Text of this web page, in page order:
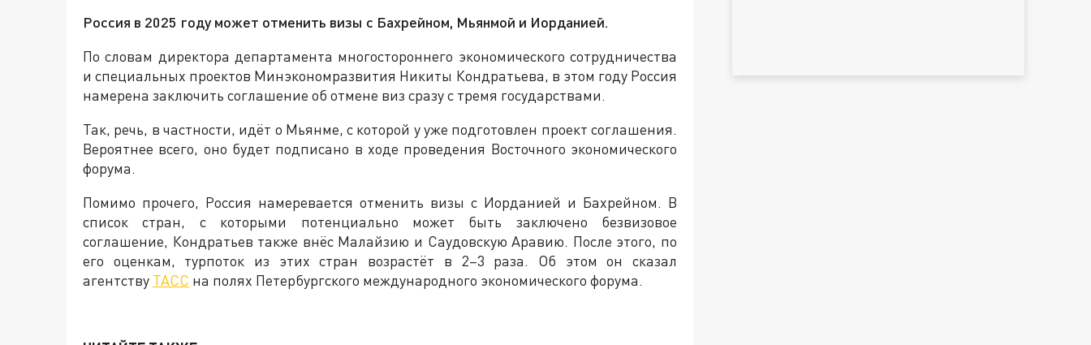
Россия в 2025 году может отменить визы с Бахрейном, Мьянмой и Иорданией.
По словам директора департамента многостороннего экономического сотрудничества
и специальных проектов Минэкономразвития Никиты Кондратьева, в этом году Россия
намерена заключить соглашение об отмене виз сразу с тремя государствами.
Так, речь, в частности, идёт о Мьянме, с которой у уже подготовлен проект соглашения.
Вероятнее всего, оно будет подписано в ходе проведения Восточного экономического
форума.
Помимо прочего, Россия намеревается отменить визы с Иорданией и Бахрейном. В
список стран, с которыми потенциально может быть заключено безвизовое
соглашение, Кондратьев также внёс Малайзию и Саудовскую Аравию. После этого, по
его оценкам, турпоток из этих стран возрастёт в 2–3 раза. Об этом он сказал
агентству ТАСС на полях Петербургского международного экономического форума.